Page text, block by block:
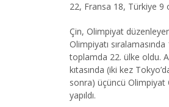
22, Fransa 18, Türkiye 9
Çin, Olimpiyat
Olimpiyatı sıralamasında
toplamda 22. ülke oldu.
kıtasında (iki kez
sonra) üçüncü Olimpiyat
yapıldı.